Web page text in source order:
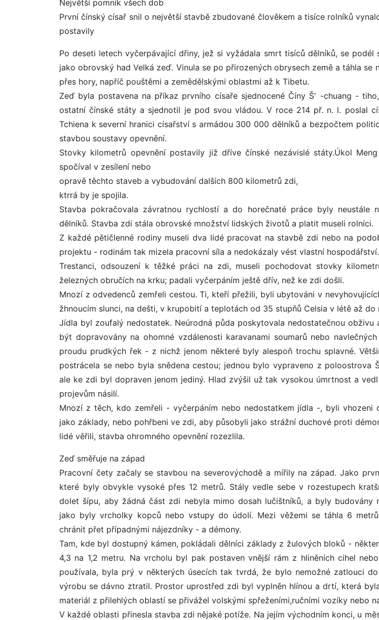
Největší pomník všech dob
První čínský císař snil o největší stavbě zbudované člověkem a tisíce rolníků
postavily
Po deseti letech vyčerpávající dřiny, jež si vyžádala smrt tisíců dělníků, se podél
jako obrovský had Velká zeď. Vinula se po přirozených obrysech země a táhla se
přes hory, napříč pouštěmi a zemědělskými oblastmi až k Tibetu.
Zeď byla postavena na příkaz prvního císaře sjednocené Číny Š' -chuang -
ostatní čínské státy a sjednotil je pod svou vládou. V roce 214 př. n. l. poslal
Tchiena k severní hranici císařství s armádou 300 000 dělníků a bezpočtem
stavbou soustavy opevnění.
Stovky kilometrů opevnění postavily již dříve čínské nezávislé státy.Úkol
spočíval v zesílení nebo
opravě těchto staveb a vybudování dalších 800 kilometrů zdi,
ktrrá by je spojila.
Stavba pokračovala závratnou rychlostí a do horečnaté práce byly neustále
dělníků. Stavba zdi stála obrovské množství lidských životů a platit museli rolníci.
Z každé pětičlenné rodiny museli dva lidé pracovat na stavbě zdi nebo na
projektu - rodinám tak mizela pracovní síla a nedokázaly vést vlastní hospodářství.
Trestanci, odsouzení k těžké práci na zdi, museli pochodovat stovky
železných obručích na krku; padali vyčerpáním ještě dřív, než ke zdi došli.
Mnozí z odvedenců zemřeli cestou. Ti, kteří přežili, byli ubytováni v
žhnoucím slunci, na dešti, v krupobití a teplotách od 35 stupňů Celsia v létě až do
Jídla byl zoufalý nedostatek. Neúrodná půda poskytovala nedostatečnou obživu
být dopravovány na ohomné vzdálenosti karavanami soumarů nebo
proudu prudkých řek - z nichž jenom některé byly alespoň trochu splavné.
postrácela se nebo byla snědena cestou; jednou bylo vypraveno z poloostrova
ale ke zdi byl dopraven jenom jediný. Hlad zvýšil už tak vysokou úmrtnost a
projevům násilí.
Mnozí z těch, kdo zemřeli - vyčerpáním nebo nedostatkem jídla -, byli vhozeni
jako základy, nebo pohřbeni ve zdi, aby působyli jako strážní duchové proti
lidé věřili, stavba ohromného opevnění rozezlila.
Zeď směřuje na západ
Pracovní čety začaly se stavbou na severovýchodě a mířily na západ. Jako
které byly obvykle vysoké přes 12 metrů. Stály vedle sebe v rozestupech
dolet šípu, aby žádná část zdi nebyla mimo dosah lučištníků, a byly budovány
jako byly vrcholky kopců nebo vstupy do údolí. Mezi věžemi se táhla 6
chránit přet případnými nájezdníky - a démony.
Tam, kde byl dostupný kámen, pokládali dělníci základy z žulových bloků -
4,3 na 1,2 metru. Na vrcholu byl pak postaven vnější rám z hliněních cihel
používala, byla prý v některých úsecích tak tvrdá, že bylo nemožné zatlouci
výrobu se dávno ztratil. Prostor uprostřed zdi byl vyplněn hlínou a drtí, která
materiál z přilehlých oblastí se přivážel volskými spřeženími,ručními vozíky nebo
V každé oblasti přinesla stavba zdi nějaké potíže. Na jejím východním konci, u